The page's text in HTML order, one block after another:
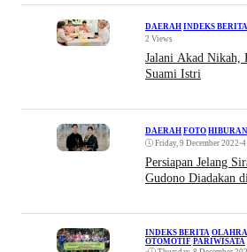
DAERAH INDEKS BERITA
2 Views
Jalani Akad Nikah,
Suami Istri
DAERAH FOTO HIBURAN
Friday, 9 December 2022 •4
Persiapan Jelang
Gudono Diadakan
INDEKS BERITA
OTOMOTIF PARIWISATA